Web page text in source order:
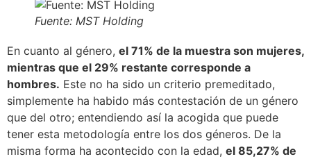
Fuente: MST Holding
En cuanto al género, el 71% de la muestra son mujeres,
mientras que el 29% restante corresponde a
hombres. Este no ha sido un criterio premeditado,
simplemente ha habido más contestación de un género
que del otro; entendiendo así la acogida que puede
tener esta metodología entre los dos géneros. De la
misma forma ha acontecido con la edad, el 85,27% de